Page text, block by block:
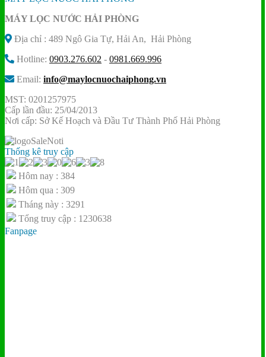
MÁY LỌC NƯỚC HẢI PHÒNG
Địa chỉ : 489 Ngô Gia Tự, Hải An, Hải Phòng
Hotline: 0903.276.602 - 0981.669.996
Email: info@maylocnuochaiphong.vn
MST: 0201257975
Cấp lần đầu: 25/04/2013
Nơi cấp: Sở Kế Hoạch và Đầu Tư Thành Phố Hải Phòng
Thống kê truy cập
Hôm nay : 384
Hôm qua : 309
Tháng này : 3291
Tổng truy cập : 1230638
Fanpage